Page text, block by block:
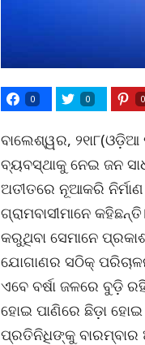
0 0 0
ବାଲେଶ୍ୱର,
ବ୍ୟବସ୍ଥାକୁ ନେଇ ଜନ
ଅତୀତରେ ନୂଆକରି
ଗ୍ରାମବାସୀମାନେ
କରୁଥିବା ସେମାନେ
ଯୋଗାଣର ସଠିକ୍
ଏବେ ବର୍ଷା ଜଳରେ ବୁଡ଼ି
ହୋଇ ପାଣିରେ ଛିଡ଼ା
ପ୍ରତିନିଧିଙ୍କୁ ବାରମ୍ବାର